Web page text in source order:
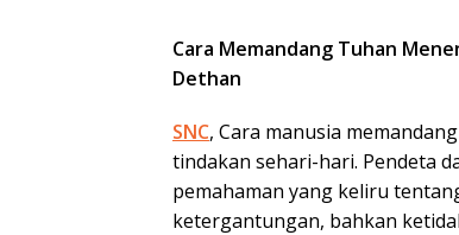
Cara Memandang Tuhan
Dethan
SNC, Cara manusia
tindakan sehari-hari. Pendeta
pemahaman yang keliru
ketergantungan, bahkan